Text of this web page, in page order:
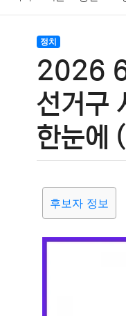
결혼 육아
기술 종교 사
정치
2026
선거구
한눈에
후보자 정보